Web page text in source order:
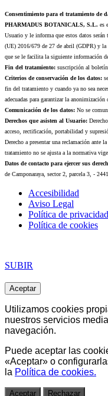
Consentimiento para el tratamiento de
PHARMADUS BOTANICALS, S.L. es
Usuario y le informa que estos datos
(UE) 2016/679 de 27 de abril (GDPR) y
que se le facilita la siguiente información
Fin del tratamiento: suscripción al
Criterios de conservación de los datos:
fin del tratamiento y cuando ya no sea
adecuadas para garantizar la
Comunicación de los datos: No se
Derechos que asisten al Usuario:
acceso, rectificación, portabilidad y
Derecho a presentar una reclamación ante
tratamiento no se ajusta a la normativa
Datos de contacto para ejercer sus
de Camponaraya, sector 2, parcela 3, -
Accesibilidad
Aviso Legal
Política de privacidad
Política de cookies
SUBIR
Aceptar
Utilizamos cookies
nuestros servicios
navegación.
Puede aceptar las
«Aceptar» o
la Política de cookies.
Aceptar Rechazar